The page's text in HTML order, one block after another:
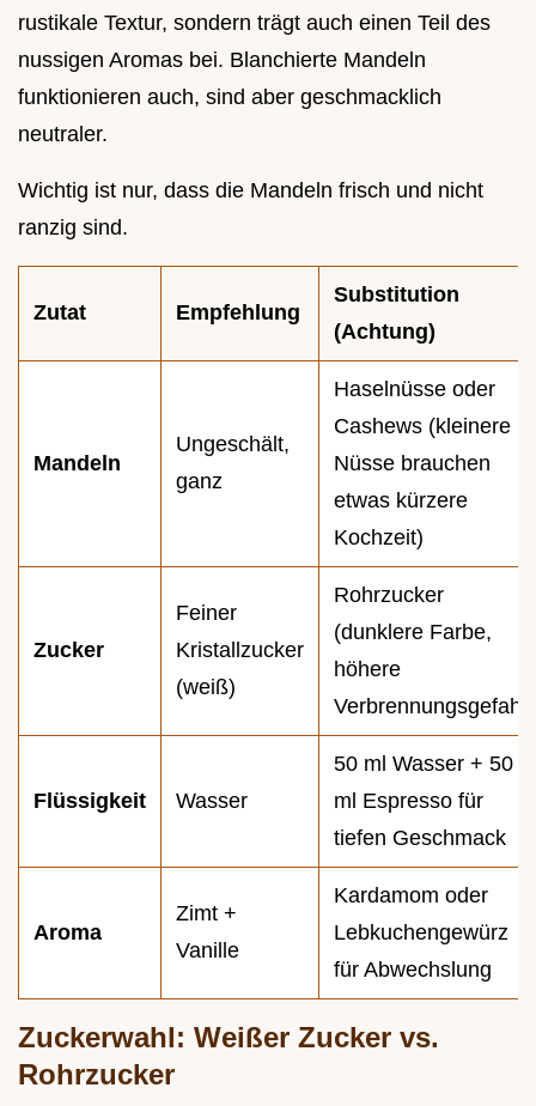
rustikale Textur, sondern trägt auch einen Teil des
nussigen Aromas bei. Blanchierte Mandeln
funktionieren auch, sind aber geschmacklich
neutraler.
Wichtig ist nur, dass die Mandeln frisch und nicht
ranzig sind.
Zutat Empfehlung
Substitution
(Achtung)
Mandeln
Ungeschält,
ganz
Haselnüsse oder
Cashews (kleinere
Nüsse brauchen
etwas kürzere
Kochzeit)
Zucker
Feiner
Kristallzucker
(weiß)
Rohrzucker
(dunklere Farbe,
höhere
Verbrennungsgefahr)
Flüssigkeit Wasser
50 ml Wasser + 50
ml Espresso für
tiefen Geschmack
Aroma
Zimt +
Vanille
Kardamom oder
Lebkuchengewürz
für Abwechslung
Zuckerwahl: Weißer Zucker vs.
Rohrzucker